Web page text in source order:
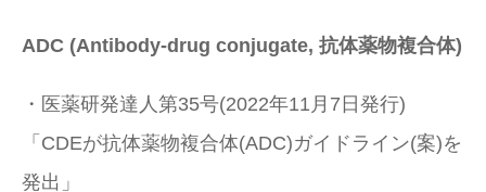
ADC (Antibody-drug conjugate, 抗体薬物複合体)
・医薬研発達人第35号(2022年11月7日発行)
「CDEが抗体薬物複合体(ADC)ガイドライン(案)を
発出」